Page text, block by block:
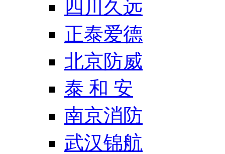
四川久远
正泰爱德
北京防威
泰 和 安
南京消防
武汉锦航